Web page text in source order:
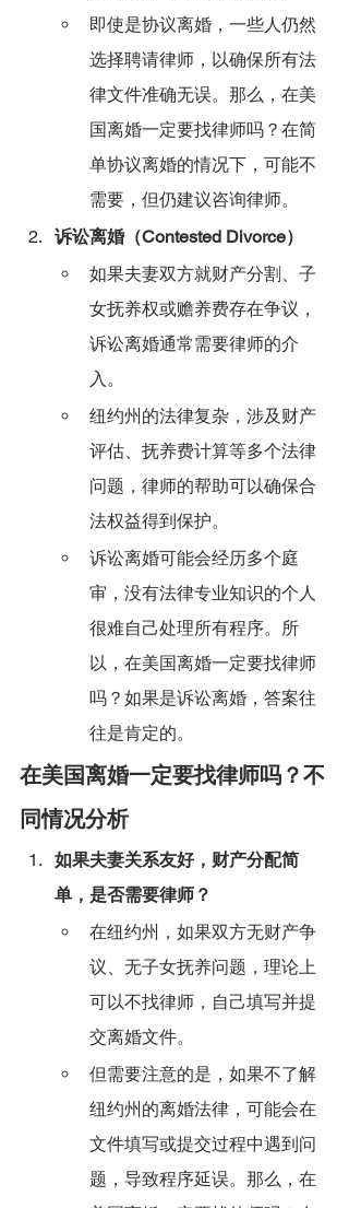
即使是协议离婚，一些人仍然
选择聘请律师，以确保所有法
律文件准确无误。那么，在美
国离婚一定要找律师吗？在简
单协议离婚的情况下，可能不
需要，但仍建议咨询律师。
诉讼离婚（Contested Divorce）
如果夫妻双方就财产分割、子
女抚养权或赡养费存在争议，
诉讼离婚通常需要律师的介
入。
纽约州的法律复杂，涉及财产
评估、抚养费计算等多个法律
问题，律师的帮助可以确保合
法权益得到保护。
诉讼离婚可能会经历多个庭
审，没有法律专业知识的个人
很难自己处理所有程序。所
以，在美国离婚一定要找律师
吗？如果是诉讼离婚，答案往
往是肯定的。
在美国离婚一定要找律师吗？不
同情况分析
如果夫妻关系友好，财产分配简
单，是否需要律师？
在纽约州，如果双方无财产争
议、无子女抚养问题，理论上
可以不找律师，自己填写并提
交离婚文件。
但需要注意的是，如果不了解
纽约州的离婚法律，可能会在
文件填写或提交过程中遇到问
题，导致程序延误。那么，在